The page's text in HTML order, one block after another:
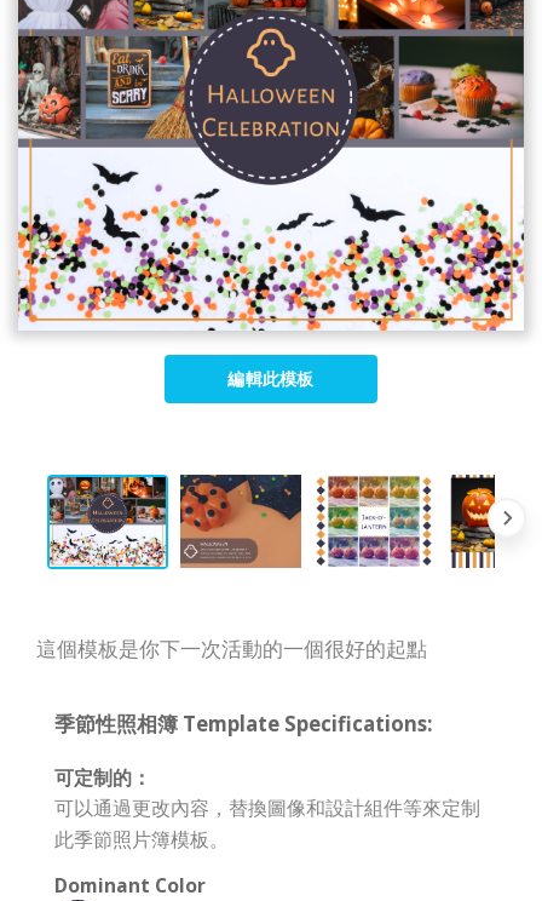
編輯此模板
這個模板是你下一次活動的一個很好的起點
季節性照相簿 Template Specifications:
可定制的：
可以通過更改內容，替換圖像和設計組件等來定制
此季節照片簿模板。
Dominant Color